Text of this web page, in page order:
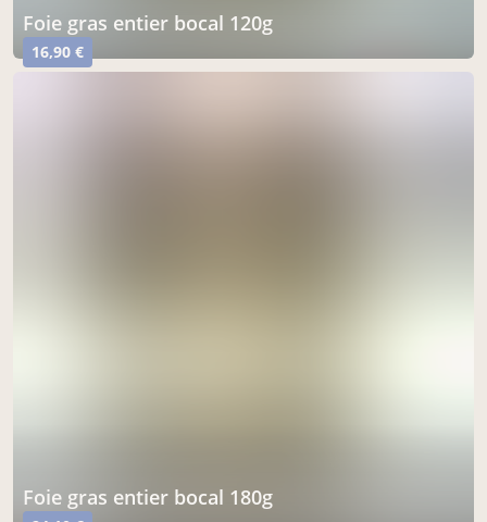
foie gras entier bocal 120g
16,90 €
foie gras entier bocal 180g